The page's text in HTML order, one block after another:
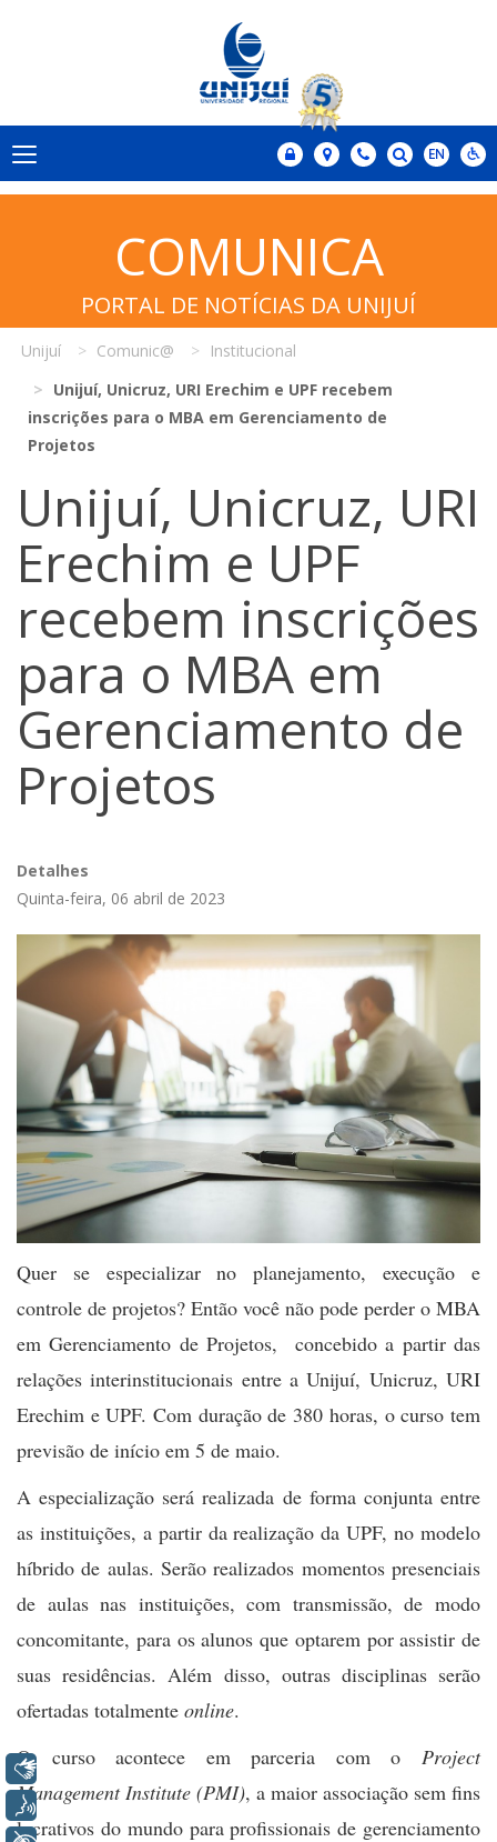
COMUNICA
PORTAL DE NOTÍCIAS DA UNIJUÍ
Unijuí Comunic@
Institucional
Unijuí, Unicruz, URI Erechim e UPF recebem
inscrições para o MBA em Gerenciamento de
Projetos
Unijuí, Unicruz, URI
Erechim e UPF
recebem inscrições
para o MBA em
Gerenciamento de
Projetos
Detalhes
Quinta-feira, 06 abril de 2023
Quer se especializar no planejamento, execução e
controle de projetos? Então você não pode perder o MBA
em Gerenciamento de Projetos, concebido a partir das
relações interinstitucionais entre a Unijuí, Unicruz, URI
Erechim e UPF. Com duração de 380 horas, o curso tem
previsão de início em 5 de maio.
A especialização será realizada de forma conjunta entre
as instituições, a partir da realização da UPF, no modelo
híbrido de aulas. Serão realizados momentos presenciais
de aulas nas instituições, com transmissão, de modo
concomitante, para os alunos que optarem por assistir de
suas residências. Além disso, outras disciplinas serão
ofertadas totalmente online.
O curso acontece em parceria com o Project
Management Institute (PMI), a maior associação sem fins
lucrativos do mundo para profissionais de gerenciamento
Libras
Voz